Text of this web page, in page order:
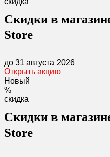
Скидки в
Store
до 31 августа 2026
Открыть акцию
Новый
%
скидка
Скидки в
Store